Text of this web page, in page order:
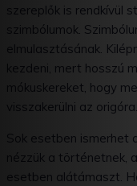
szereplők is rendkívül
szimbólumok.
elmulasztásának.
kezdeni, mert hosszú
mókuskereket, hogy
visszakerülni az origóra.
Sok esetben
nézzük a történetnek,
esetben alátámaszt.